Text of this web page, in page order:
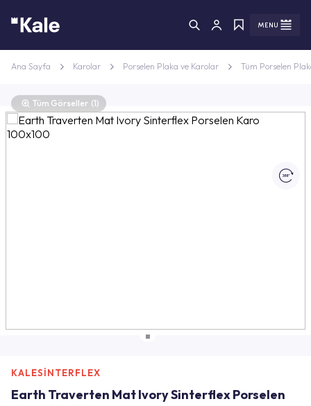
Menü Menü
Ana Sayfa Karolar Porselen Plaka ve Karolar Tüm Porselen
Tüm Görseller (1)
KALESİNTERFLEX
Earth Traverten Mat Ivory Sinterflex Porselen